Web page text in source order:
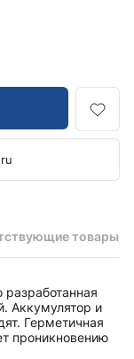
товары
разработанная
Аккумулятор и
Герметичная
проникновению